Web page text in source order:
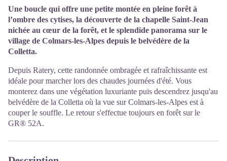
Une boucle qui offre une petite montée en pleine forêt à
l’ombre des cytises, la découverte de la chapelle Saint-Jean
nichée au cœur de la forêt, et le splendide panorama sur le
village de Colmars-les-Alpes depuis le belvédère de la
Colletta.
Depuis Ratery, cette randonnée ombragée et rafraîchissante est
idéale pour marcher lors des chaudes journées d'été. Vous
monterez dans une végétation luxuriante puis descendrez jusqu'au
belvédère de la Colletta où la vue sur Colmars-les-Alpes est à
couper le souffle. Le retour s'effectue toujours en forêt sur le
GR® 52A.